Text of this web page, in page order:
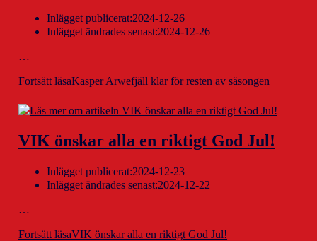
Inlägget publicerat:2024-12-26
Inlägget ändrades senast:2024-12-26
…
Fortsätt läsaKasper Arwefjäll klar för resten av säsongen
VIK önskar alla en riktigt God Jul!
Inlägget publicerat:2024-12-23
Inlägget ändrades senast:2024-12-22
…
Fortsätt läsaVIK önskar alla en riktigt God Jul!